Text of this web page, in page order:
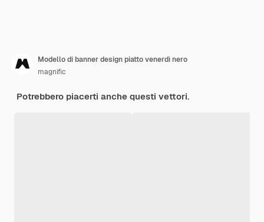
Modello di banner design piatto venerdì nero
magnific
Potrebbero piacerti anche questi vettori.